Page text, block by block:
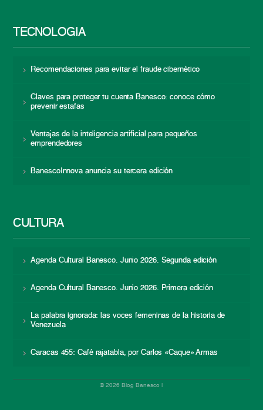
TECNOLOGÍA
Recomendaciones para evitar el fraude cibernético
Claves para proteger tu cuenta Banesco: conoce cómo
prevenir estafas
Ventajas de la inteligencia artificial para pequeños
emprendedores
BanescoInnova anuncia su tercera edición
CULTURA
Agenda Cultural Banesco. Junio 2026. Segunda edición
Agenda Cultural Banesco. Junio 2026. Primera edición
La palabra ignorada: las voces femeninas de la historia de
Venezuela
Caracas 455: Café rajatabla, por Carlos «Caque» Armas
© 2026 Blog Banesco |